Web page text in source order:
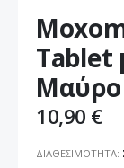
στην
αρχή
της
συλλογής
εικόνων
Tablet
10,90 €
ΔΙΑΘΕΣΙΜΌΤΗΤΑ: